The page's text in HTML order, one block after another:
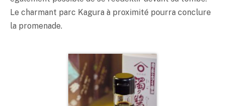
Le charmant parc Kagura à proximité pourra conclure
la promenade.